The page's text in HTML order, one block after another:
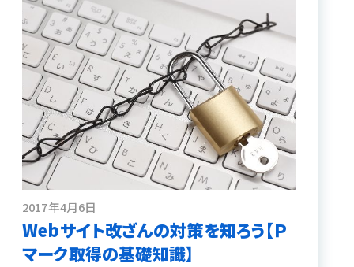
2017年4月6日
Webサイト改ざんの対策を知ろう【Ｐ
マーク取得の基礎知識】